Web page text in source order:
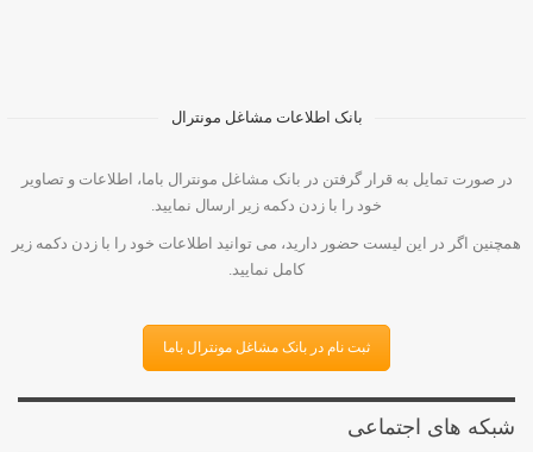
بانک اطلاعات مشاغل مونترال
در صورت تمایل به قرار گرفتن در بانک مشاغل مونترال باما، اطلاعات و تصاویر
خود را با زدن دکمه زیر ارسال نمایید.
همچنین اگر در این لیست حضور دارید، می توانید اطلاعات خود را با زدن دکمه زیر
کامل نمایید.
ثبت نام در بانک مشاغل مونترال باما
شبکه های اجتماعی